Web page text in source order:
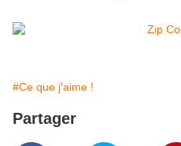
#Ce que j'aime !
Partager